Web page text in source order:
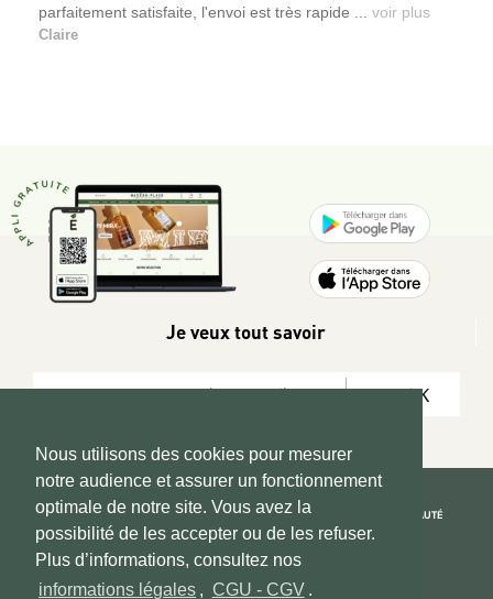
Nous utilisons des cookies pour mesurer
notre audience et assurer un fonctionnement
optimale de notre site. Vous avez la
possibilité de les accepter ou de les refuser.
Plus d’informations, consultez nos
informations légales , CGU - CGV .
parfaitement satisfaite, l'envoi est très rapide ... voir plus
Claire
Je veux tout savoir
OK
REJOIGNEZ LA COMMUNAUTÉ